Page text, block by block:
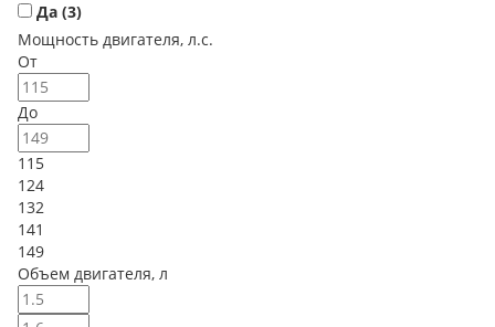
Да (3)
Мощность двигателя, л.с.
От
До
115
124
132
141
149
Объем двигателя, л